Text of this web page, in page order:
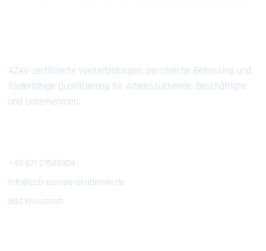
AZAV-zertifizierte Weiterbildungen, persönliche Betreuung und
förderfähige Qualifizierung für Arbeitssuchende, Beschäftigte
und Unternehmen.
+49 671 21548304
info@psb-europe-akademie.de
Bad Kreuznach